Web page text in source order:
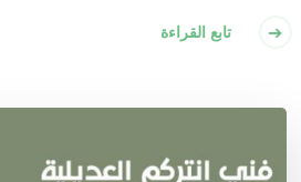
تابع القراءة